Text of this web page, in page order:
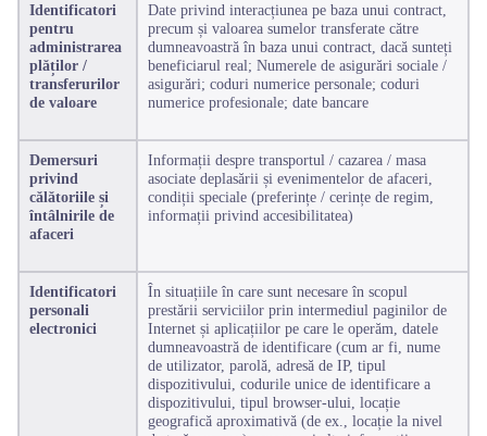
Identificatori
pentru
administrarea
plăților /
transferurilor
de valoare
Date privind interacțiunea pe baza unui contract,
precum și valoarea sumelor transferate către
dumneavoastră în baza unui contract, dacă sunteți
beneficiarul real; Numerele de asigurări sociale /
asigurări; coduri numerice personale; coduri
numerice profesionale; date bancare
Demersuri
privind
călătoriile și
întâlnirile de
afaceri
Informații despre transportul / cazarea / masa
asociate deplasării și evenimentelor de afaceri,
condiții speciale (preferințe / cerințe de regim,
informații privind accesibilitatea)
Identificatori
personali
electronici
În situațiile în care sunt necesare în scopul
prestării serviciilor prin intermediul paginilor de
Internet și aplicațiilor pe care le operăm, datele
dumneavoastră de identificare (cum ar fi, nume
de utilizator, parolă, adresă de IP, tipul
dispozitivului, codurile unice de identificare a
dispozitivului, tipul browser-ului, locație
geografică aproximativă (de ex., locație la nivel